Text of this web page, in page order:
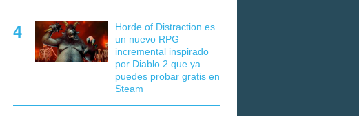
Horde of Distraction es
un nuevo RPG
incremental inspirado
por Diablo 2 que ya
puedes probar gratis en
Steam